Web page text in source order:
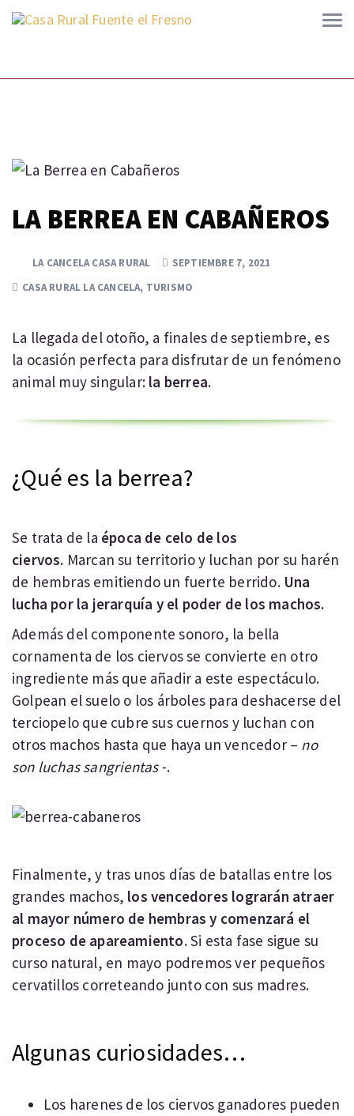
LA BERREA EN CABAÑEROS
LA CANCELA CASA RURAL
SEPTIEMBRE 7, 2021
CASA RURAL LA CANCELA, TURISMO
La llegada del otoño, a finales de septiembre, es
la ocasión perfecta para disfrutar de un fenómeno
animal muy singular: la berrea.
¿Qué es la berrea?
Se trata de la época de celo de los
ciervos. Marcan su territorio y luchan por su harén
de hembras emitiendo un fuerte berrido. Una
lucha por la jerarquía y el poder de los machos.
Además del componente sonoro, la bella
cornamenta de los ciervos se convierte en otro
ingrediente más que añadir a este espectáculo.
Golpean el suelo o los árboles para deshacerse del
terciopelo que cubre sus cuernos y luchan con
otros machos hasta que haya un vencedor – no
son luchas sangrientas-.
Finalmente, y tras unos días de batallas entre los
grandes machos, los vencedores lograrán atraer
al mayor número de hembras y comenzará el
proceso de apareamiento. Si esta fase sigue su
curso natural, en mayo podremos ver pequeños
cervatillos correteando junto con sus madres.
Algunas curiosidades…
Los harenes de los ciervos ganadores pueden